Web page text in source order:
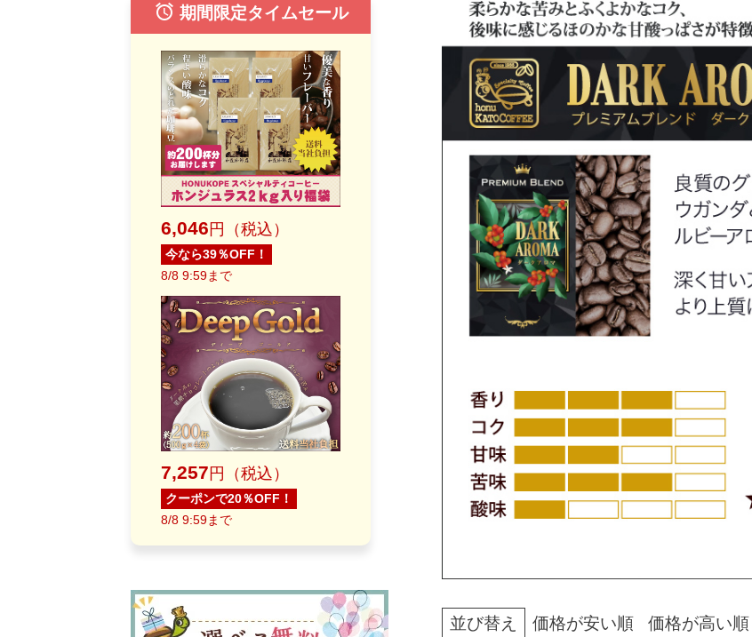
alarm 期間限定タイムセール
6,046円（税込）
今なら39％OFF！
8/8 9:59まで
7,257 円（税込）
クーポンで20％OFF！
8/8 9:59まで
並び替え 価格が安い順 価格が高い順